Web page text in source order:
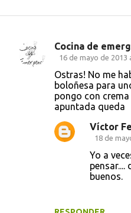
C
Cocina de
16 de mayo de 2013
Ostras! No me
boloñesa para
pongo con crema
apuntada queda
Víctor
18 de
Yo a
buenos.